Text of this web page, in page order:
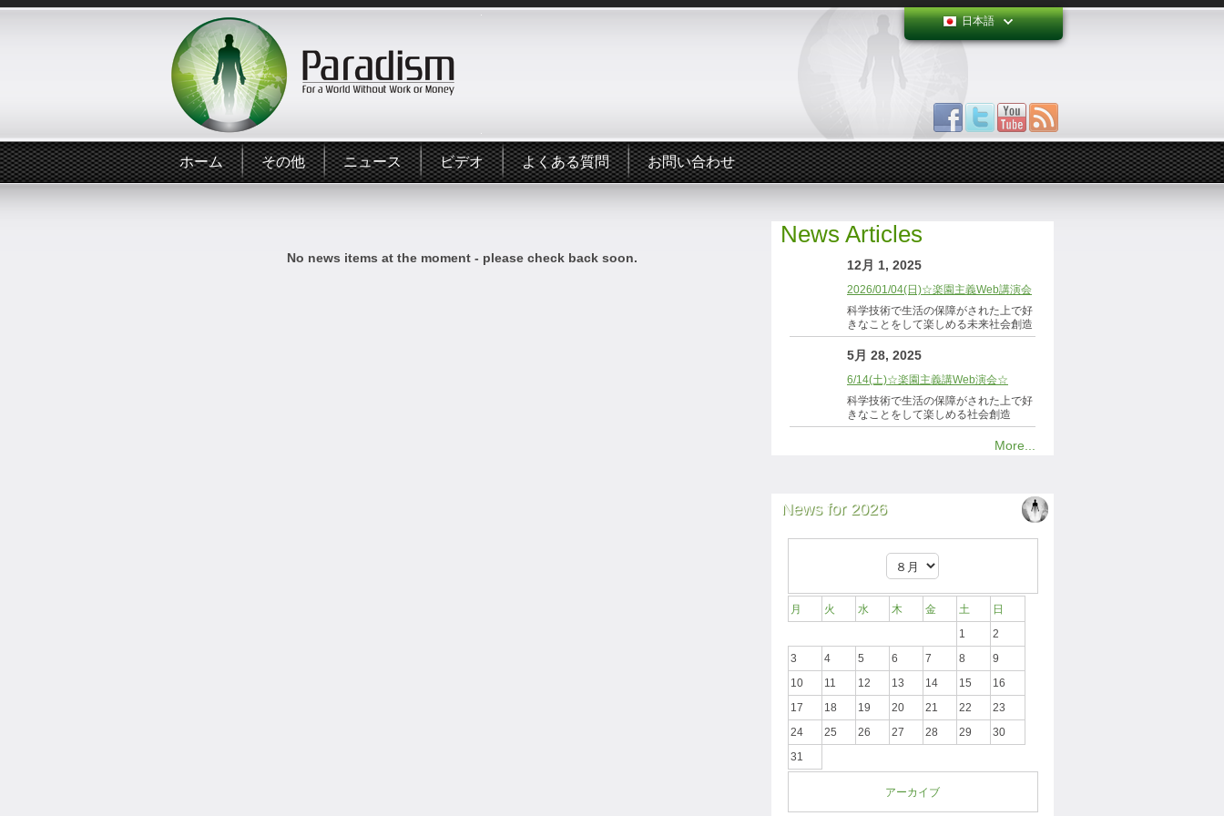
日本語
ホーム その他 ニュース ビデオ よくある質問 お問い合わせ
No news items at the moment - please check back soon.
News Articles
12月 1, 2025
2026/01/04(日)☆楽園主義Web講演会
科学技術で生活の保障がされた上で好
きなことをして楽しめる未来社会創造
5月 28, 2025
6/14(土)☆楽園主義講Web演会☆
科学技術で生活の保障がされた上で好
きなことをして楽しめる社会創造
More...
News for 2026
月 火 水 木 金 土
日
1
2
3
4 5 6 7 8
9
10
11 12 13 14 15
16
17
18 19 20 21 22
23
24
25 26 27 28 29
30
31
アーカイブ